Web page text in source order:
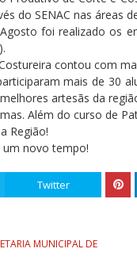
do SENAC nas áreas
foi realizado os
contou com
mais de 30
artesãs da
Além do curso de
Região!
um novo tempo!
Twitter
MUNICIPAL DE